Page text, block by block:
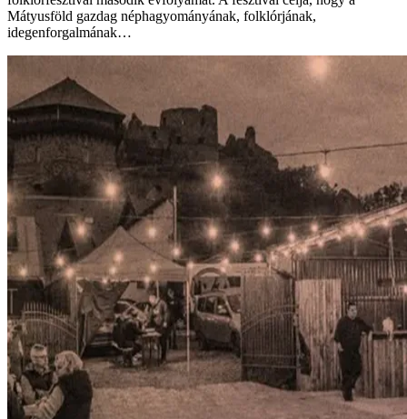
Mátyusföld gazdag néphagyományának, folklórjának,
idegenforgalmának…